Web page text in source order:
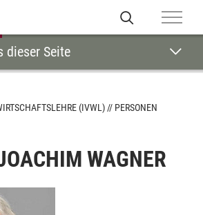
dieser Seite
(IVWL)
PERSONEN
WAGNER